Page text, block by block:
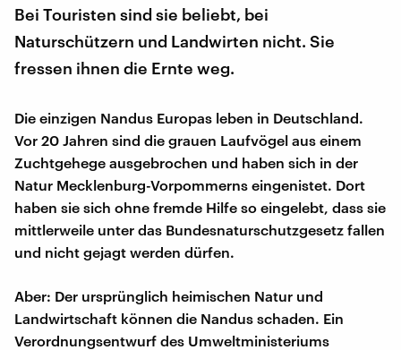
Bei Touristen sind sie beliebt, bei
Naturschützern und Landwirten nicht. Sie
fressen ihnen die Ernte weg.
Die einzigen Nandus Europas leben in Deutschland.
Vor 20 Jahren sind die grauen Laufvögel aus einem
Zuchtgehege ausgebrochen und haben sich in der
Natur Mecklenburg-Vorpommerns eingenistet. Dort
haben sie sich ohne fremde Hilfe so eingelebt, dass sie
mittlerweile unter das Bundesnaturschutzgesetz fallen
und nicht gejagt werden dürfen.
Aber: Der ursprünglich heimischen Natur und
Landwirtschaft können die Nandus schaden. Ein
Verordnungsentwurf des Umweltministeriums